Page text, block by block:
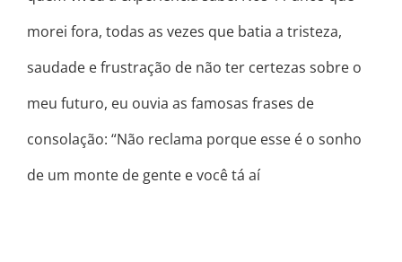
morei fora, todas as vezes que batia a tristeza,
saudade e frustração de não ter certezas sobre o
meu futuro, eu ouvia as famosas frases de
consolação: “Não reclama porque esse é o sonho
de um monte de gente e você tá aí